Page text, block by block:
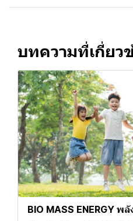
บทความที่เกี่ยว
BIO MASS ENERGY พ